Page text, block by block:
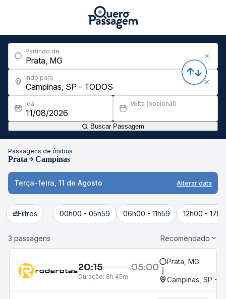
Partindo de
Indo para
Ida Volta (opcional)
Buscar Passagem
Passagens de ônibus
Prata Campinas
Terça-feira, 11 de Agosto Alterar data
Filtros 00h00 - 05h59 06h00 - 11h59 12h00 -
3 passagens Recomendado
20:15 05:00
Duração: 8h 45m
Prata, MG
Campinas, SP -